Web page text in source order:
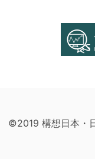
©2019 構想日本・